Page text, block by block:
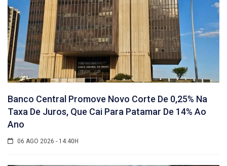
Banco Central Promove Novo Corte De 0,25% Na
Taxa De Juros, Que Cai Para Patamar De 14% Ao
Ano
06 AGO 2026 - 14:40H